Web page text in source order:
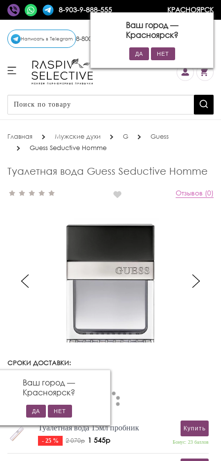
8-903-9-888-555 КРАСНОЯРСК
Ваш город —
Красноярск?
Написать в Telegram 8-800-770-72-34 (бесплатно)
Главная Мужские духи G
Guess
Guess Seductive Homme
Туалетная вода Guess Seductive Homme
Отзывов (0)
СРОКИ ДОСТАВКИ:
Ваш город —
Красноярск?
Туалетная вода 15мл пробник
- 25 % 2 070р 1 545р
Купить
Бонус: 23 баллов